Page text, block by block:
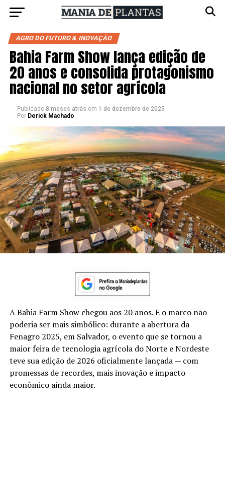
AGRO DO FUTURO & INOVAÇÃO
Bahia Farm Show lança edição de
20 anos e consolida protagonismo
nacional no setor agrícola
Publicado 8 meses atrás em 1 de dezembro de 2025
Por Derick Machado
A Bahia Farm Show chegou aos 20 anos. E o marco não
poderia ser mais simbólico: durante a abertura da
Fenagro 2025, em Salvador, o evento que se tornou a
maior feira de tecnologia agrícola do Norte e Nordeste
teve sua edição de 2026 oficialmente lançada — com
promessas de recordes, mais inovação e impacto
econômico ainda maior.